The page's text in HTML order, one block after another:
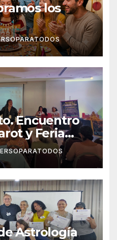
los
Encuentro
y Feria
Astrología